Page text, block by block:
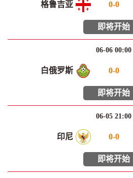
格鲁吉亚 0-0
即将开始
06-06 00:00
白俄罗斯 0-0
即将开始
06-05 21:00
印尼 0-0
即将开始